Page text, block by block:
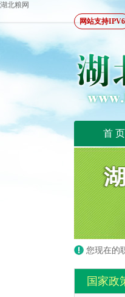
湖北粮网
网站支持IPV6
首 页
您现在的
国家政